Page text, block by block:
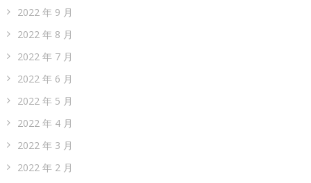
2022 年 9 月
2022 年 8 月
2022 年 7 月
2022 年 6 月
2022 年 5 月
2022 年 4 月
2022 年 3 月
2022 年 2 月